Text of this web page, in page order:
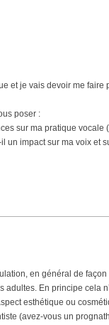
et je vais devoir me
poser :
sur ma pratique
un impact sur ma voix et
en général de
adultes. En principe cela
esthétique ou
(avez-vous un